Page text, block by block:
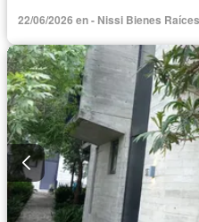
Permite mascotas
Permite
22/06/2026 en - Nissi Bienes Raíces